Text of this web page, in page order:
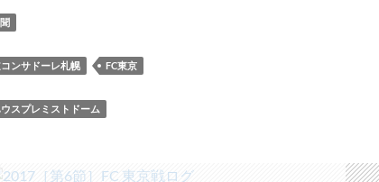
130
ンサドーレ札幌 FC東京
スプレミストドーム